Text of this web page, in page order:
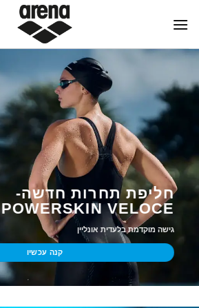
חליפת תחרות חדשה-
POWERSKIN VELOCE
גישה מוקדמת בלעדית אונליין
קנה עכשיו